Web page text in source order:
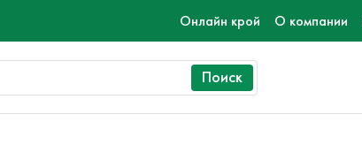
Онлайн крой О компании
Поиск